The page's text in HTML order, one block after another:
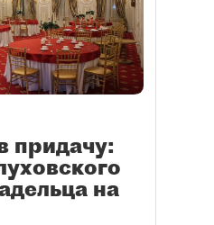
придачу:
на